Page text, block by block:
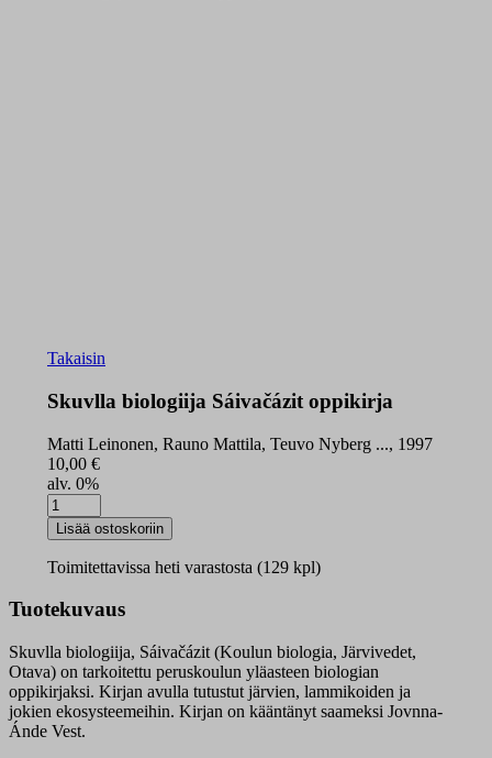
Takaisin
Skuvlla biologiija Sáivačázit oppikirja
Matti Leinonen, Rauno Mattila, Teuvo Nyberg ..., 1997
10,00 €
alv. 0%
Skuvlla
biologiija
Sáivačázit
oppikirja
Lisää ostoskoriin
Toimitettavissa heti varastosta (129 kpl)
Tuotekuvaus
Skuvlla biologiija, Sáivačázit (Koulun biologia, Järvivedet,
Otava) on tarkoitettu peruskoulun yläasteen biologian
oppikirjaksi. Kirjan avulla tutustut järvien, lammikoiden ja
jokien ekosysteemeihin. Kirjan on kääntänyt saameksi Jovnna-
Ánde Vest.